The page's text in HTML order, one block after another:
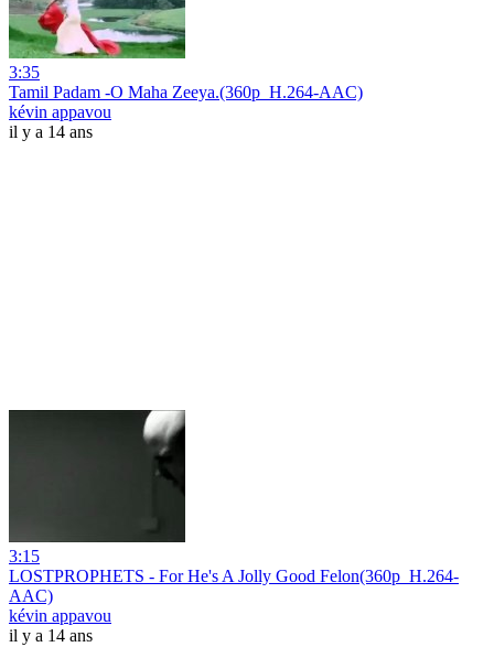
3:35
Tamil Padam -O Maha Zeeya.(360p_H.264-AAC)
kévin appavou
il y a 14 ans
3:15
LOSTPROPHETS - For He's A Jolly Good Felon(360p_H.264-
AAC)
kévin appavou
il y a 14 ans